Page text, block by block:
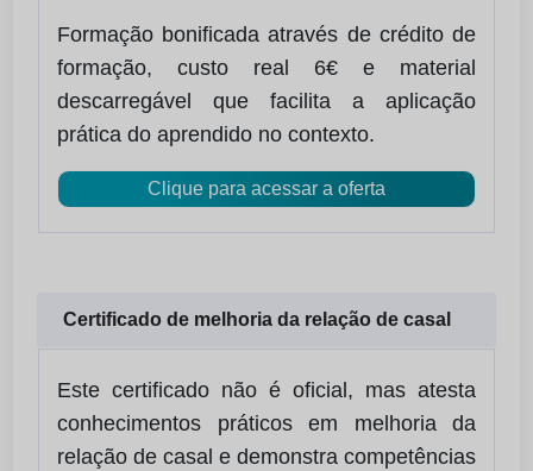
Formação bonificada através de crédito de
formação, custo real 6€ e material
descarregável que facilita a aplicação
prática do aprendido no contexto.
Clique para acessar a oferta
Certificado de melhoria da relação de casal
Este certificado não é oficial, mas atesta
conhecimentos práticos em melhoria da
relação de casal e demonstra competências